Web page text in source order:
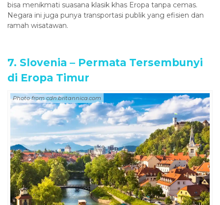
bisa menikmati suasana klasik khas Eropa tanpa cemas.
Negara ini juga punya transportasi publik yang efisien dan
ramah wisatawan.
7. Slovenia – Permata Tersembunyi
di Eropa Timur
Photo from cdn.britannica.com